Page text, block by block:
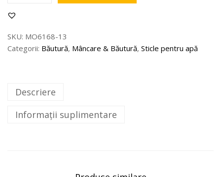
SKU: MO6168-13
Categorii: Băutură, Mâncare & Băutură, Sticle pentru apă
Descriere
Informații suplimentare